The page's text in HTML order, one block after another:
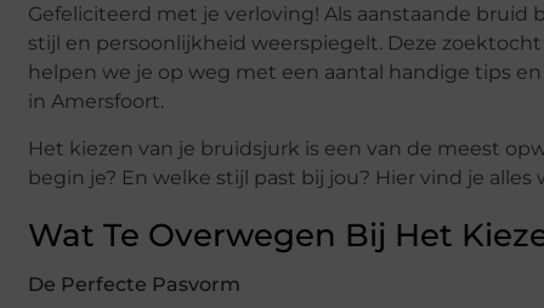
Gefeliciteerd met je verloving! Als aanstaande
stijl en persoonlijkheid weerspiegelt. Deze
helpen we je op weg met een aantal handige tips
in Amersfoort.
Het kiezen van je bruidsjurk is een van de meest
begin je? En welke stijl past bij jou? Hier vind je
Wat Te Overwegen Bij Het
De Perfecte Pasvorm